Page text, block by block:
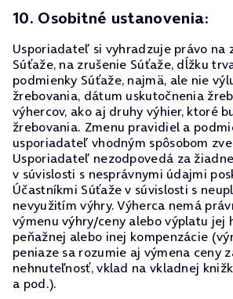
10. Osobitné ustanovenia:
Usporiadateľ si vyhradzuje právo na
Súťaže, na zrušenie Súťaže, dĺžku
podmienky Súťaže, najmä, ale nie
žrebovania, dátum uskutočnenia
výhercov, ako aj druhy výhier, ktoré
žrebovania. Zmenu pravidiel a
usporiadateľ vhodným spôsobom
Usporiadateľ nezodpovedá za
v súvislosti s nesprávnymi údajmi
Účastníkmi Súťaže v súvislosti s
nevyužitím výhry. Výherca nemá
výmenu výhry/ceny alebo výplatu jej
peňažnej alebo inej kompenzácie
peniaze sa rozumie aj výmena ceny
nehnuteľnosť, vklad na vkladnej
a pod.).